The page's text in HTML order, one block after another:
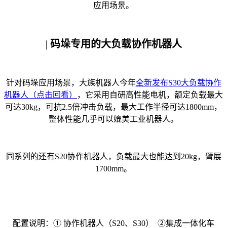
应用场景。
| 码垛专用的大负载协作机器人
针对码垛应用场景，大族机器人今年全新发布S30大负载协作
机器人
（点击回看）
，它采用自研高性能电机，额定负载最大
可达30kg，可抗2.5倍冲击负载，最大工作半径可达1800mm，
整体性能几乎可以媲美工业机器人。
同系列的还有S20协作机器人，负载最大也能达到20kg，臂展
1700mm。
配置说明：① 协作机器人（S20、S30） ②集成一体化车